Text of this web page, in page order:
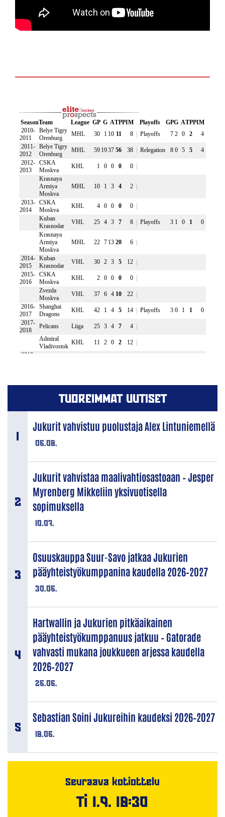
TUOREIMMAT UUTISET
06.08.
Jukurit vahvistuu puolustaja Alex Lintuniemellä
10.07.
Jukurit vahvistaa maalivahtiosastoaan – Jesper
Myrenberg Mikkeliin yksivuotisella
sopimuksella
30.06.
Osuuskauppa Suur-Savo jatkaa Jukurien
pääyhteistyökumppanina kaudella 2026–2027
26.06.
Hartwallin ja Jukurien pitkäaikainen
pääyhteistyökumppanuus jatkuu – Gatorade
vahvasti mukana joukkueen arjessa kaudella
2026–2027
18.06.
Sebastian Soini Jukureihin kaudeksi 2026–2027
Seuraava kotiottelu
Ti 1.9. 18:30